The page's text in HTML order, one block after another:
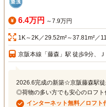
6.4万円 ～7.9万円
1K～2K／29.52m²～37.81m²／
京阪本線「藤森」駅 徒歩9分、
2026.6完成の新築☆京阪藤森駅
◎荷物の多い方でも安心のロフ
インターネット無料／ロフ